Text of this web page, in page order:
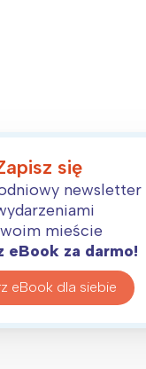
się
newsletter
mieście
eBook za darmo!
eBook dla siebie
z tego